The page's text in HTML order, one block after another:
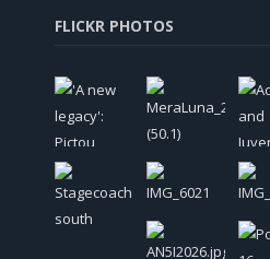
FLICKR PHOTOS